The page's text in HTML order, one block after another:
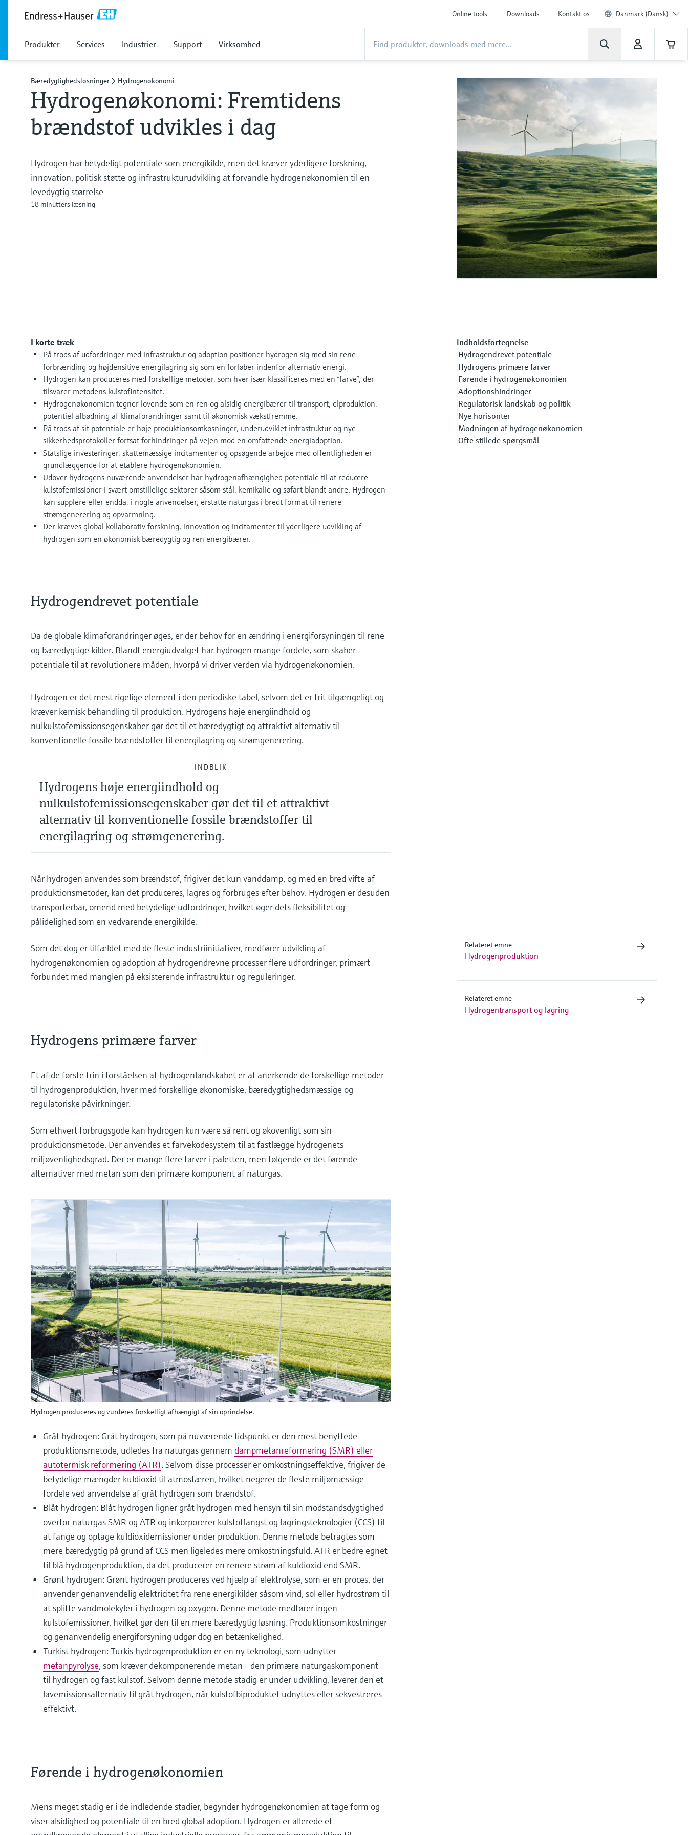
Online tools Downloads Kontakt os Danmark (Dansk)
Produkter Services Industrier Support Virksomhed
Bæredygtighedsløsninger Hydrogenøkonomi
Hydrogenøkonomi: Fremtidens
brændstof udvikles i dag
Hydrogen har betydeligt potentiale som energikilde, men det kræver yderligere forskning,
innovation, politisk støtte og infrastrukturudvikling at forvandle hydrogenøkonomien til en
levedygtig størrelse
18 minutters læsning
I korte træk
På trods af udfordringer med infrastruktur og adoption positioner hydrogen sig med sin rene
forbrænding og højdensitive energilagring sig som en forløber indenfor alternativ energi.
Hydrogen kan produceres med forskellige metoder, som hver især klassificeres med en “farve”, der
tilsvarer metodens kulstofintensitet.
Hydrogenøkonomien tegner lovende som en ren og alsidig energibærer til transport, elproduktion,
potentiel afbødning af klimaforandringer samt til økonomisk vækstfremme.
På trods af sit potentiale er høje produktionsomkosninger, underudviklet infrastruktur og nye
sikkerhedsprotokoller fortsat forhindringer på vejen mod en omfattende energiadoption.
Statslige investeringer, skattemæssige incitamenter og opsøgende arbejde med offentligheden er
grundlæggende for at etablere hydrogenøkonomien.
Udover hydrogens nuværende anvendelser har hydrogenafhængighed potentiale til at reducere
kulstofemissioner i svært omstillelige sektorer såsom stål, kemikalie og søfart blandt andre. Hydrogen
kan supplere eller endda, i nogle anvendelser, erstatte naturgas i bredt format til renere
strømgenerering og opvarmning.
Der kræves global kollaborativ forskning, innovation og incitamenter til yderligere udvikling af
hydrogen som en økonomisk bæredygtig og ren energibærer.
Indholdsfortegnelse
Hydrogendrevet potentiale
Hydrogens primære farver
Førende i hydrogenøkonomien
Adoptionshindringer
Regulatorisk landskab og politik
Nye horisonter
Modningen af hydrogenøkonomien
Ofte stillede spørgsmål
Hydrogendrevet potentiale
Da de globale klimaforandringer øges, er der behov for en ændring i energiforsyningen til rene
og bæredygtige kilder. Blandt energiudvalget har hydrogen mange fordele, som skaber
potentiale til at revolutionere måden, hvorpå vi driver verden via hydrogenøkonomien.
Hydrogen er det mest rigelige element i den periodiske tabel, selvom det er frit tilgængeligt og
kræver kemisk behandling til produktion. Hydrogens høje energiindhold og
nulkulstofemissionsegenskaber gør det til et bæredygtigt og attraktivt alternativ til
konventionelle fossile brændstoffer til energilagring og strømgenerering.
INDBLIK
Hydrogens høje energiindhold og
nulkulstofemissionsegenskaber gør det til et attraktivt
alternativ til konventionelle fossile brændstoffer til
energilagring og strømgenerering.
Når hydrogen anvendes som brændstof, frigiver det kun vanddamp, og med en bred vifte af
produktionsmetoder, kan det produceres, lagres og forbruges efter behov. Hydrogen er desuden
transporterbar, omend med betydelige udfordringer, hvilket øger dets fleksibilitet og
pålidelighed som en vedvarende energikilde.
Som det dog er tilfældet med de fleste industriinitiativer, medfører udvikling af
hydrogenøkonomien og adoption af hydrogendrevne processer flere udfordringer, primært
forbundet med manglen på eksisterende infrastruktur og reguleringer.
Hydrogens primære farver
Et af de første trin i forståelsen af hydrogenlandskabet er at anerkende de forskellige metoder
til hydrogenproduktion, hver med forskellige økonomiske, bæredygtighedsmæssige og
regulatoriske påvirkninger.
Som ethvert forbrugsgode kan hydrogen kun være så rent og økovenligt som sin
produktionsmetode. Der anvendes et farvekodesystem til at fastlægge hydrogenets
miljøvenlighedsgrad. Der er mange flere farver i paletten, men følgende er det førende
alternativer med metan som den primære komponent af naturgas.
Hydrogen produceres og vurderes forskelligt afhængigt af sin oprindelse.
Gråt hydrogen: Gråt hydrogen, som på nuværende tidspunkt er den mest benyttede
produktionsmetode, udledes fra naturgas gennem dampmetanreformering (SMR) eller
autotermisk reformering (ATR). Selvom disse processer er omkostningseffektive, frigiver de
betydelige mængder kuldioxid til atmosfæren, hvilket negerer de fleste miljømæssige
fordele ved anvendelse af gråt hydrogen som brændstof.
Blåt hydrogen: Blåt hydrogen ligner gråt hydrogen med hensyn til sin modstandsdygtighed
overfor naturgas SMR og ATR og inkorporerer kulstoffangst og lagringsteknologier (CCS) til
at fange og optage kuldioxidemissioner under produktion. Denne metode betragtes som
mere bæredygtig på grund af CCS men ligeledes mere omkostningsfuld. ATR er bedre egnet
til blå hydrogenproduktion, da det producerer en renere strøm af kuldioxid end SMR.
Grønt hydrogen: Grønt hydrogen produceres ved hjælp af elektrolyse, som er en proces, der
anvender genanvendelig elektricitet fra rene energikilder såsom vind, sol eller hydrostrøm til
at splitte vandmolekyler i hydrogen og oxygen. Denne metode medfører ingen
kulstofemissioner, hvilket gør den til en mere bæredygtig løsning. Produktionsomkostninger
og genanvendelig energiforsyning udgør dog en betænkelighed.
Turkist hydrogen: Turkis hydrogenproduktion er en ny teknologi, som udnytter
metanpyrolyse, som kræver dekomponerende metan - den primære naturgaskomponent -
til hydrogen og fast kulstof. Selvom denne metode stadig er under udvikling, leverer den et
lavemissionsalternativ til gråt hydrogen, når kulstofbiproduktet udnyttes eller sekvestreres
effektivt.
Førende i hydrogenøkonomien
Mens meget stadig er i de indledende stadier, begynder hydrogenøkonomien at tage form og
viser alsidighed og potentiale til en bred global adoption. Hydrogen er allerede et
Relateret emne
Hydrogenproduktion
Relateret emne
Hydrogentransport og lagring